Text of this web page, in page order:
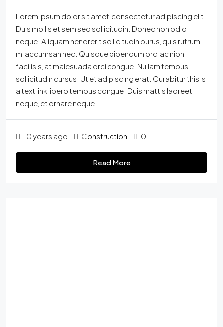
Lorem ipsum dolor sit amet, consectetur adipiscing elit.
Duis mollis et sem sed sollicitudin. Donec non odio
neque. Aliquam hendrerit sollicitudin purus, quis rutrum
mi accumsan nec. Quisque bibendum orci ac nibh
facilisis, at malesuada orci congue. Nullam tempus
sollicitudin cursus. Ut et adipiscing erat. Curabitur this is
a text link libero tempus congue. Duis mattis laoreet
neque, et ornare neque...
10 years ago Construction 0
Read More